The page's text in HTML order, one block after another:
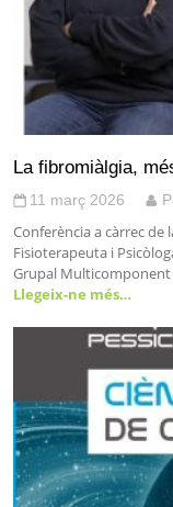
La fibromiàlgia,
11 març 2026
Conferència a càrrec de
Fisioterapeuta i
Grupal Multicomponent
Llegeix-ne més…